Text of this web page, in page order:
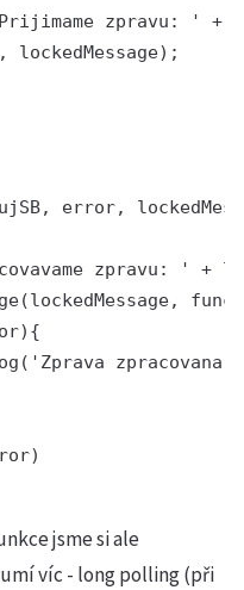
zpravu: ' +
lockedMessage);
error,
zpravu: ' +
zpracovana
jsme si ale
víc - long polling (při